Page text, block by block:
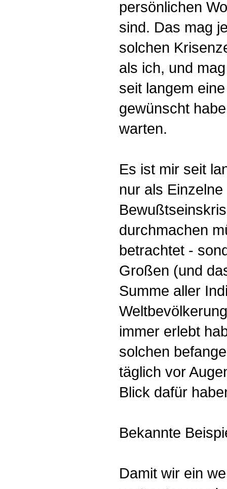
persönlichen
sind. Das mag
solchen
als ich, und
seit langem
gewünscht
warten.
Es ist mir seit
nur als
durchmachen
betrachtet -
Großen (und
Summe aller
immer erlebt
solchen
täglich vor
Blick dafür
Bekannte
Damit wir ein